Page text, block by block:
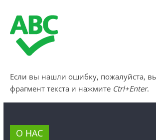
Если вы нашли ошибку, пожалуйста,
фрагмент текста и нажмите Ctrl+Enter.
О НАС